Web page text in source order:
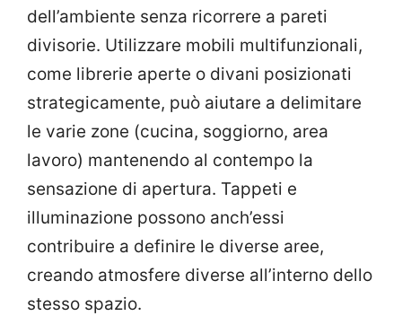
dell’ambiente senza ricorrere a pareti
divisorie. Utilizzare mobili multifunzionali,
come librerie aperte o divani posizionati
strategicamente, può aiutare a delimitare
le varie zone (cucina, soggiorno, area
lavoro) mantenendo al contempo la
sensazione di apertura. Tappeti e
illuminazione possono anch’essi
contribuire a definire le diverse aree,
creando atmosfere diverse all’interno dello
stesso spazio.